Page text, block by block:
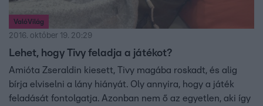
ValóVilág
2016. október 19. 20:29
Lehet, hogy Tivy feladja a játékot?
Amióta Zseraldin kiesett, Tivy magába roskadt, és alig
bírja elviselni a lány hiányát. Oly annyira, hogy a játék
feladását fontolgatja. Azonban nem ő az egyetlen, aki így